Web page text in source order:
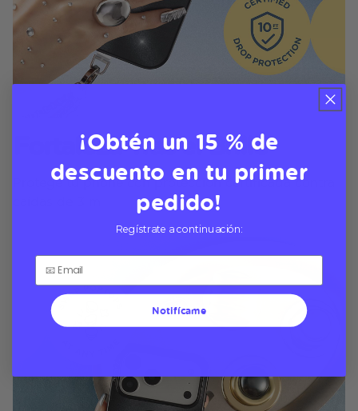
Fortaleza Tras el Brillo
Protege tu phone con protección certificada contra
¡Obtén un 15 % de
descuento en tu primer
pedido!
Regístrate a continuación:
Notifícame